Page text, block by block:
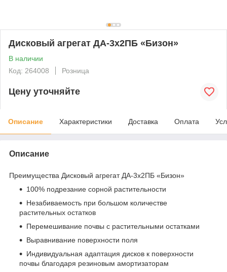
Дисковый агрегат ДА-3х2ПБ «Бизон»
В наличии
Код: 264008
Розница
Цену уточняйте
Описание Характеристики Доставка Оплата
Описание
Преимущества Дисковый агрегат ДА-3х2ПБ «Бизон»
100% подрезание сорной растительности
Незабиваемость при большом количестве
растительных остатков
Перемешивание почвы с растительными остатками
Выравнивание поверхности поля
Индивидуальная адаптация дисков к поверхности
почвы благодаря резиновым амортизаторам